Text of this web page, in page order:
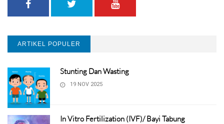
ARTIKEL POPULER
Stunting Dan Wasting
19 NOV 2025
In Vitro Fertilization (IVF)/ Bayi Tabung